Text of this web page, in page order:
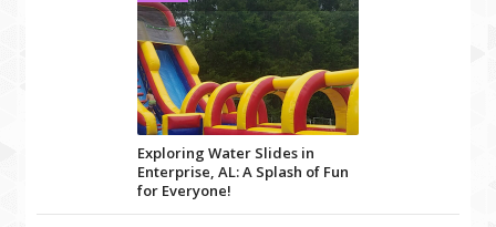
Exploring Water Slides in
Enterprise, AL: A Splash of Fun
for Everyone!